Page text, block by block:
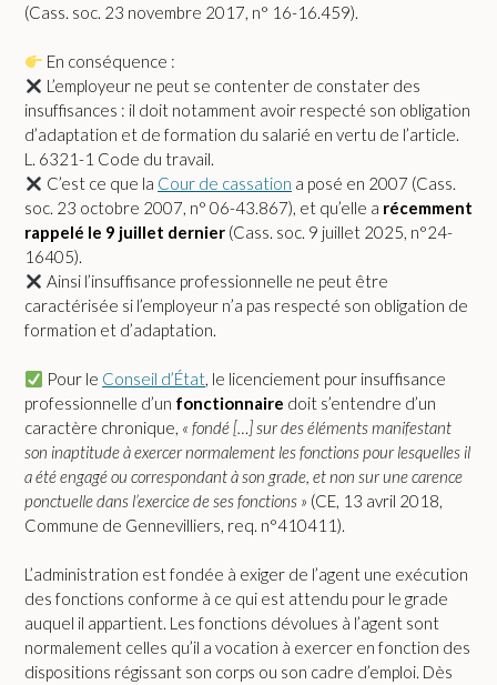
(Cass. soc. 23 novembre 2017, n° 16-16.459).
En conséquence :
L’employeur ne peut se contenter de constater des
insuffisances : il doit notamment avoir respecté son obligation
d’adaptation et de formation du salarié en vertu de l’article.
L. 6321-1 Code du travail.
C’est ce que la Cour de cassation a posé en 2007 (Cass.
soc. 23 octobre 2007, n° 06-43.867), et qu’elle a récemment
rappelé le 9 juillet dernier (Cass. soc. 9 juillet 2025, n°24-
16405).
Ainsi l’insuffisance professionnelle ne peut être
caractérisée si l’employeur n’a pas respecté son obligation de
formation et d’adaptation.
Pour le Conseil d’État, le licenciement pour insuffisance
professionnelle d’un fonctionnaire doit s’entendre d’un
caractère chronique, « fondé […] sur des éléments manifestant
son inaptitude à exercer normalement les fonctions pour lesquelles il
a été engagé ou correspondant à son grade, et non sur une carence
ponctuelle dans l’exercice de ses fonctions » (CE, 13 avril 2018,
Commune de Gennevilliers, req. n°410411).
L’administration est fondée à exiger de l’agent une exécution
des fonctions conforme à ce qui est attendu pour le grade
auquel il appartient. Les fonctions dévolues à l’agent sont
normalement celles qu’il a vocation à exercer en fonction des
dispositions régissant son corps ou son cadre d’emploi. Dès